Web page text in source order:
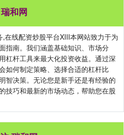
瑞和网
在线配资炒股平台XIII‌本网站致力于为
指南。我们涵盖基础知识、市场分
杠杆工具来最大化投资收益。通过深
如何制定策略、选择合适的杠杆比
智决策。无论您是新手还是有经验的
技巧和最新的市场动态，帮助您在股